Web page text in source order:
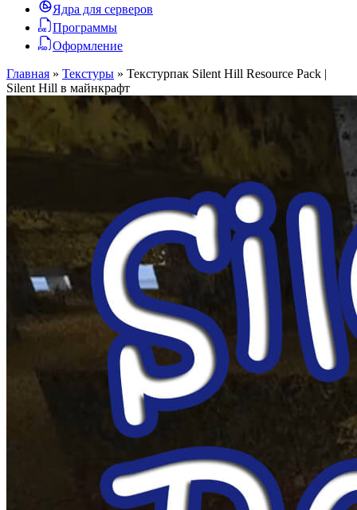
Ядра для серверов
Программы
Оформление
Главная » Текстуры » Текстурпак Silent Hill Resource Pack |
Silent Hill в майнкрафт